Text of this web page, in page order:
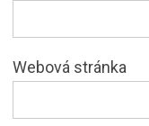
Webová stránka